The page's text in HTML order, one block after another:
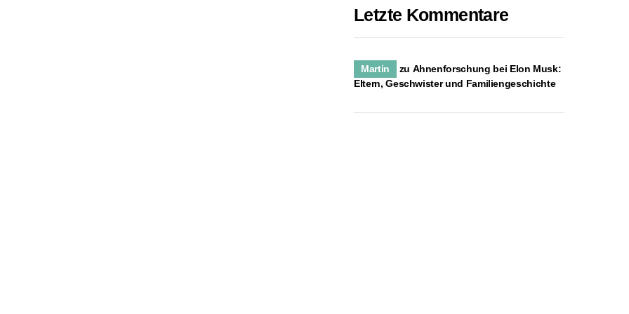
Letzte Kommentare
Martin zu Ahnenforschung bei Elon Musk:
Eltern, Geschwister und Familiengeschichte